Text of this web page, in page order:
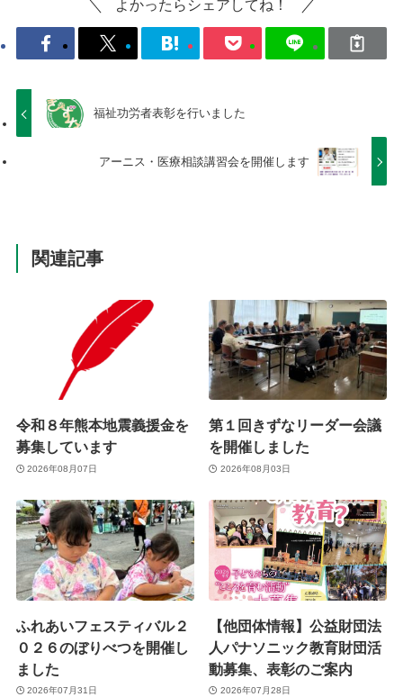
よかったらシェアしてね！
福祉功労者表彰を行いました
アーニス・医療相談講習会を開催します
関連記事
令和８年熊本地震義援金を
募集しています
2026年08月07日
第１回きずなリーダー会議
を開催しました
2026年08月03日
ふれあいフェスティバル２
０２６のぼりべつを開催し
ました
2026年07月31日
【他団体情報】公益財団法
人パナソニック教育財団活
動募集、表彰のご案内
2026年07月28日